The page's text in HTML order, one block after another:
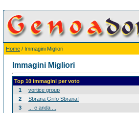
Home / Immagini Migliori
Immagini Migliori
Top 10 immagini per voto
1
vortice group
2
Sbrana Grifo Sbrana!
3
... e anda ...